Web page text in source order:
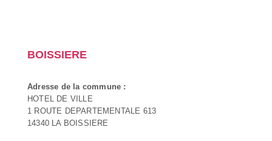
BOISSIERE
Adresse de la commune :
HOTEL DE VILLE
1 ROUTE DEPARTEMENTALE 613
14340 LA BOISSIERE